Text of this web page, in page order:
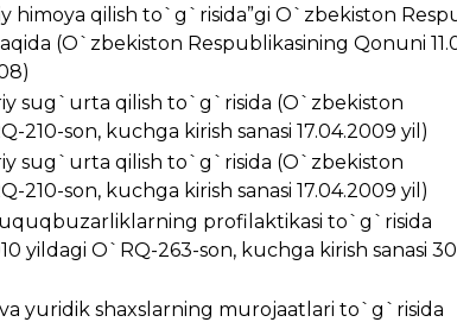
himoya qilish to`g`risida”gi O`zbekiston
(O`zbekiston Respublikasining Qonuni
sug`urta qilish to`g`risida (O`zbekiston
210-son, kuchga kirish sanasi 17.04.2009 yil)
sug`urta qilish to`g`risida (O`zbekiston
210-son, kuchga kirish sanasi 17.04.2009 yil)
profilaktikasi to`g`risida
yildagi O`RQ-263-son, kuchga kirish sanasi
yuridik shaxslarning murojaatlari to`g`risida